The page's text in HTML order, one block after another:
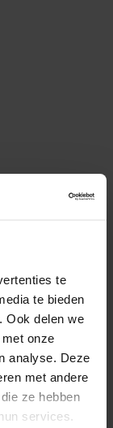
te
te bieden
Ook delen we
onze
analyse. Deze
met andere
ze hebben
services.